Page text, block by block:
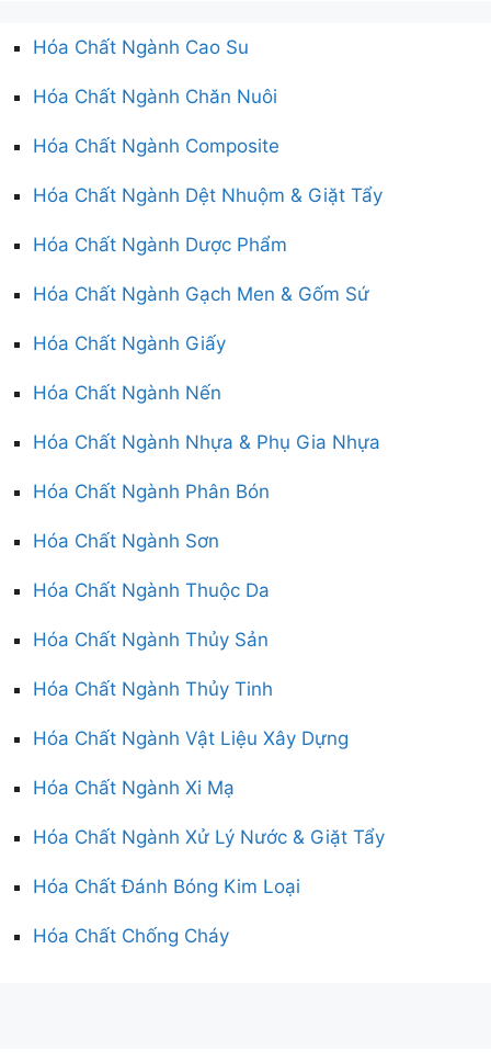
Hóa Chất Ngành Cao Su
Hóa Chất Ngành Chăn Nuôi
Hóa Chất Ngành Composite
Hóa Chất Ngành Dệt Nhuộm & Giặt Tẩy
Hóa Chất Ngành Dược Phẩm
Hóa Chất Ngành Gạch Men & Gốm Sứ
Hóa Chất Ngành Giấy
Hóa Chất Ngành Nến
Hóa Chất Ngành Nhựa & Phụ Gia Nhựa
Hóa Chất Ngành Phân Bón
Hóa Chất Ngành Sơn
Hóa Chất Ngành Thuộc Da
Hóa Chất Ngành Thủy Sản
Hóa Chất Ngành Thủy Tinh
Hóa Chất Ngành Vật Liệu Xây Dựng
Hóa Chất Ngành Xi Mạ
Hóa Chất Ngành Xử Lý Nước & Giặt Tẩy
Hóa Chất Đánh Bóng Kim Loại
Hóa Chất Chống Cháy